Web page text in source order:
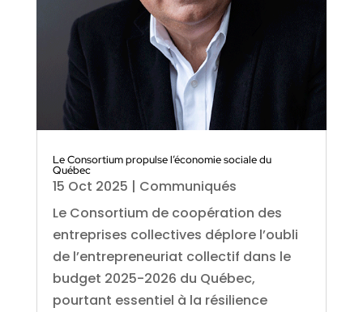
Le Consortium propulse l’économie sociale du
Québec
15 Oct 2025 | Communiqués
Le Consortium de coopération des
entreprises collectives déplore l’oubli
de l’entrepreneuriat collectif dans le
budget 2025-2026 du Québec,
pourtant essentiel à la résilience